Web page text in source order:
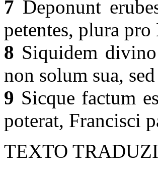
7 Deponunt
petentes, plura
8 Siquidem
non solum sua,
9 Sicque factum
poterat, Francisci
TEXTO